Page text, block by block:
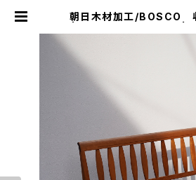
朝日木材加工/BOSCO